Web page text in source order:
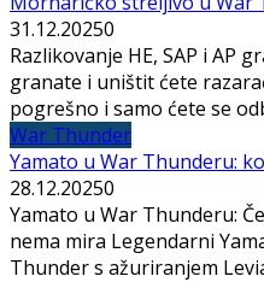
31.12.20250
Razlikovanje HE, SAP i AP
granate i uništit ćete
pogrešno i samo ćete se
War Thunder
Yamato u War Thunderu:
28.12.20250
Yamato u War Thunderu:
nema mira Legendarni
Thunder s ažuriranjem